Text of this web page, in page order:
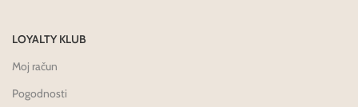
LOYALTY KLUB
Moj račun
Pogodnosti